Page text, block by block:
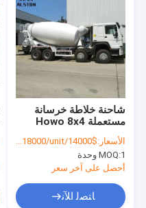
شاحنة خلاطة خرسانة
مستعملة Howo 8x4
12cbm مع مضخة
الأسعار:$14000/unit-$18000/unit
MOQ:1 وحدة
أحصل على آخر سعر
ﺎﺘﺼﻟ ﺍﻶﻧ